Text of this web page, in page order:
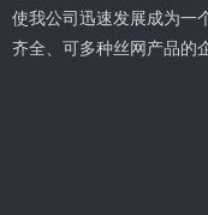
使我公司迅速发展成为一
齐全、可多种丝网产品的